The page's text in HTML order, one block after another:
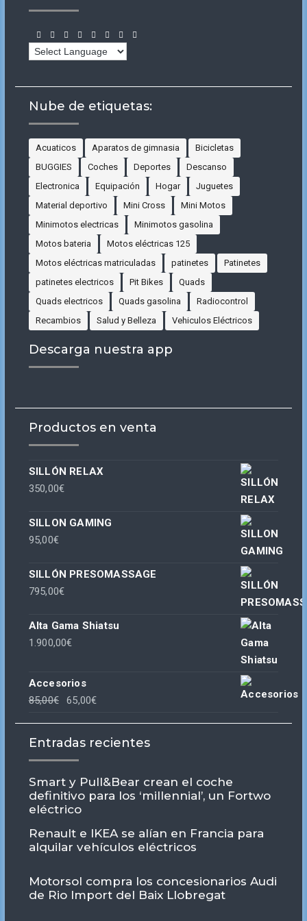
Nube de etiquetas:
Acuaticos Aparatos de gimnasia
Bicicletas
BUGGIES
Coches Deportes
Descanso
Electronica
Equipación Hogar
Juguetes
Material deportivo
Mini Cross
Mini Motos
Minimotos electricas
Minimotos gasolina
Motos bateria
Motos eléctricas 125
Motos eléctricas matriculadas
patinetes
Patinetes
patinetes electricos
Pit Bikes
Quads
Quads electricos
Quads gasolina
Radiocontrol
Recambios
Salud y Belleza Vehiculos Eléctricos
Descarga nuestra app
Productos en venta
SILLÓN RELAX
350,00€
SILLON GAMING
95,00€
SILLÓN PRESOMASSAGE
795,00€
Alta Gama Shiatsu
1.900,00€
Accesorios
85,00€
El
era:
65,00€
es:
Entradas recientes
Smart y Pull&Bear crean el coche
definitivo para los ‘millennial’, un Fortwo
eléctrico
Renault e IKEA se alían en Francia para
alquilar vehículos eléctricos
Motorsol compra los concesionarios Audi
de Rio Import del Baix Llobregat